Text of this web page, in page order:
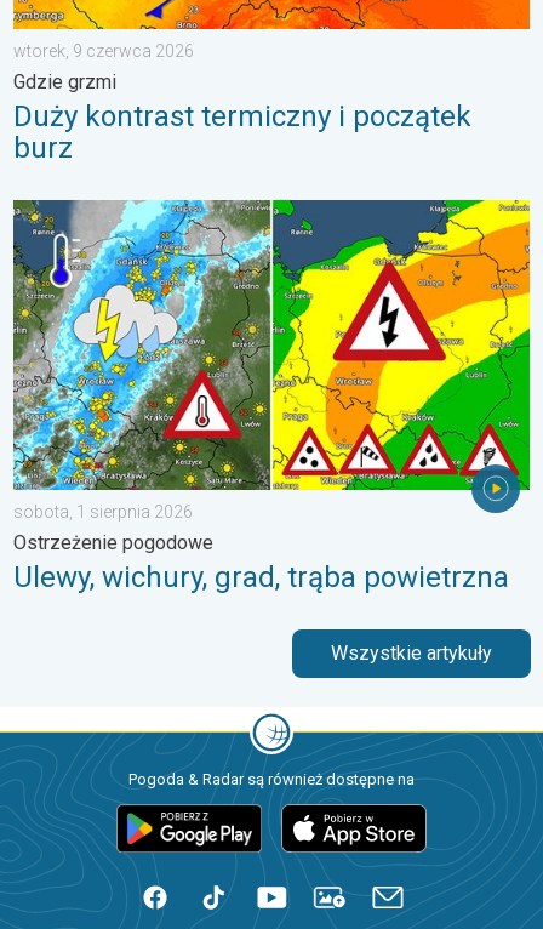
wtorek, 9 czerwca 2026
Gdzie grzmi
Duży kontrast termiczny i początek
burz
Ulewy, wichury, grad, trąba powietrzna. Ostrzeżenie
sobota, 1 sierpnia 2026
Ostrzeżenie pogodowe
Ulewy, wichury, grad, trąba powietrzna
Wszystkie artykuły
Pogoda & Radar są również dostępne na